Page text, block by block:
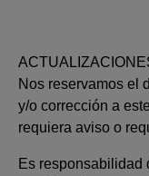
Nos reservamos el
y/o corrección a
requiera aviso o
Es responsabilidad